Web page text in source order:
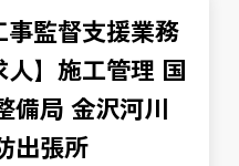
事監督支援業務
】施工管理 国
備局 金沢河川
出張所